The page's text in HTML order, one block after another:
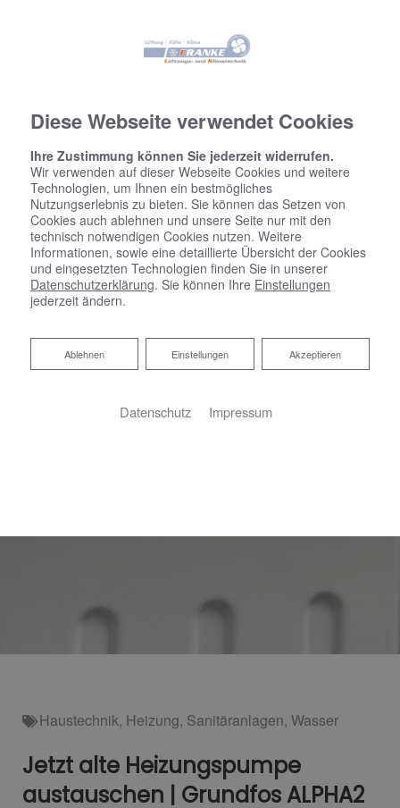
Haustechnik, Heizung, Sanitäranlagen, Wasser
Jetzt alte Heizungspumpe
austauschen | Grundfos ALPHA2
Diese Webseite verwendet Cookies
Ihre Zustimmung können Sie jederzeit widerrufen.
Wir verwenden auf dieser Webseite Cookies und weitere
Technologien, um Ihnen ein bestmögliches
Nutzungserlebnis zu bieten. Sie können das Setzen von
Cookies auch ablehnen und unsere Seite nur mit den
technisch notwendigen Cookies nutzen. Weitere
Informationen, sowie eine detaillierte Übersicht der Cookies
und eingesetzten Technologien finden Sie in unserer
Datenschutzerklärung. Sie können Ihre Einstellungen
jederzeit ändern.
Akzeptieren
Einstellungen
Ablehnen
Ablehnen
Datenschutz Impressum